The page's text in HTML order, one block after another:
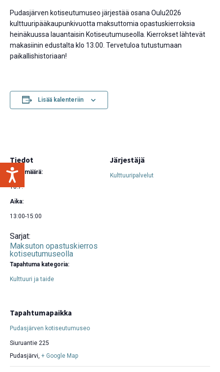
Pudasjärven kotiseutumuseo järjestää osana Oulu2026
kulttuuripääkaupunkivuotta maksuttomia opastuskierroksia
heinäkuussa lauantaisin Kotiseutumuseolla. Kierrokset lähtevät
makasiinin edustalta klo 13.00. Tervetuloa tutustumaan
paikallishistoriaan!
Lisää kalenteriin
Tiedot
Päivämäärä:
18.7.
Aika:
13:00-15:00
Sarjat:
Maksuton opastuskierros
kotiseutumuseolla
Tapahtuma kategoria:
Kulttuuri ja taide
Tapahtumapaikka
Pudasjärven kotiseutumuseo
Siuruantie 225
Pudasjärvi, + Google Map
Järjestäjä
Kulttuuripalvelut